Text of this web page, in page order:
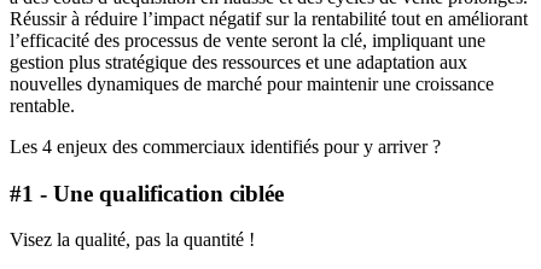
Réussir à réduire l’impact négatif sur la rentabilité tout en améliorant
l’efficacité des processus de vente seront la clé, impliquant une
gestion plus stratégique des ressources et une adaptation aux
nouvelles dynamiques de marché pour maintenir une croissance
rentable.
Les 4 enjeux des commerciaux identifiés pour y arriver ?
#1 - Une qualification ciblée
Visez la qualité, pas la quantité !